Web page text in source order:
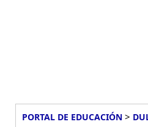
PORTAL DE EDUCACIÓN >